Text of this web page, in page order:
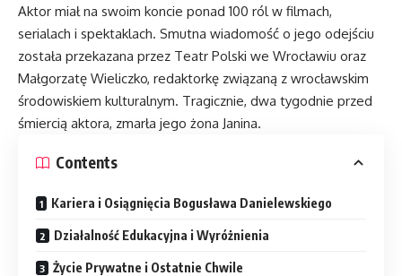
Aktor miał na swoim koncie ponad 100 ról w filmach,
serialach i spektaklach. Smutna wiadomość o jego odejściu
została przekazana przez Teatr Polski we Wrocławiu oraz
Małgorzatę Wieliczko, redaktorkę związaną z wrocławskim
środowiskiem kulturalnym. Tragicznie, dwa tygodnie przed
śmiercią aktora, zmarła jego żona Janina.
Contents
Kariera i Osiągnięcia Bogusława Danielewskiego
Działalność Edukacyjna i Wyróżnienia
Życie Prywatne i Ostatnie Chwile